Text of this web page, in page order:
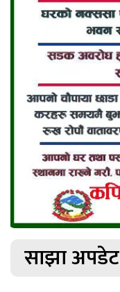
साझा अपडेट